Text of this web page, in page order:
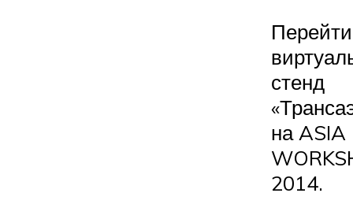
стенд
на ASIA
2014.